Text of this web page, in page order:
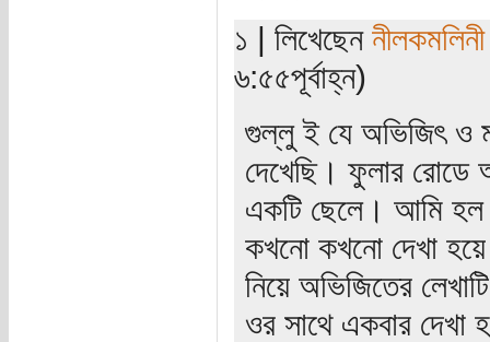
১ | লিখেছেন নীলকমলিনী
৬:৫৫পূর্বাহ্ন)
গুল্লু ই যে অভিজিৎ ও
দেখেছি। ফুলার রোডে
একটি ছেলে। আমি হল
কখনো কখনো দেখা হয়ে
নিয়ে অভিজিতের
ওর সাথে একবার